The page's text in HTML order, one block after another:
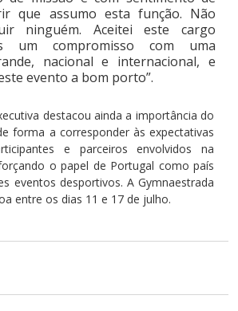
que assumo esta função. Não
ninguém. Aceitei este cargo
um compromisso com uma
nacional e internacional, e
evento a bom porto”.
destacou ainda a importância do
forma a corresponder às expectativas
e parceiros envolvidos na
o papel de Portugal como país
eventos desportivos. A Gymnaestrada
entre os dias 11 e 17 de julho.